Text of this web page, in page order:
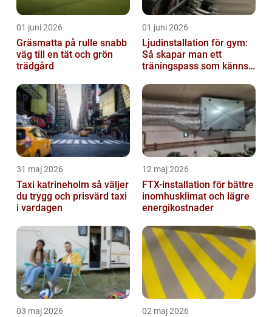
01 juni 2026
Gräsmatta på rulle snabb
väg till en tät och grön
trädgård
01 juni 2026
Ljudinstallation för gym:
Så skapar man ett
träningspass som känns i
31 maj 2026
Taxi katrineholm så väljer
du trygg och prisvärd taxi
i vardagen
12 maj 2026
FTX-installation för bättre
inomhusklimat och lägre
energikostnader
03 maj 2026 02 maj 2026